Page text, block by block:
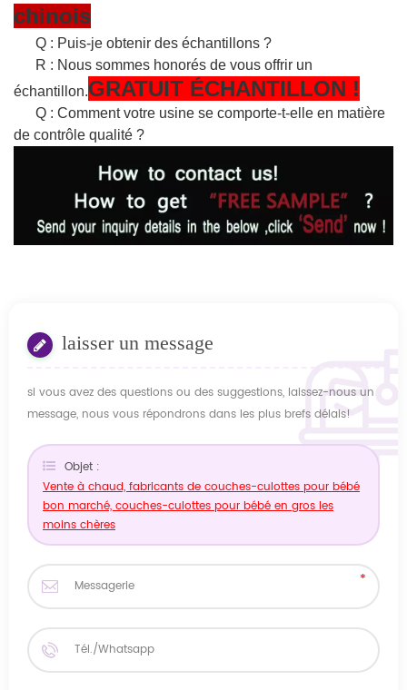
chinois
Q : Puis-je obtenir des échantillons ?
R : Nous sommes honorés de vous offrir un
échantillon.GRATUIT ÉCHANTILLON !
Q : Comment votre usine se comporte-t-elle en matière
de contrôle qualité ?
laisser un message
si vous avez des questions ou des suggestions, laissez-nous un
message, nous vous répondrons dans les plus brefs délais!
Objet :
Vente à chaud, fabricants de couches-culottes pour bébé
bon marché, couches-culottes pour bébé en gros les
moins chères